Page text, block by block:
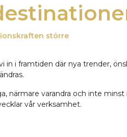
större
i framtiden där nya trender,
närmare varandra och inte minst
vår verksamhet.